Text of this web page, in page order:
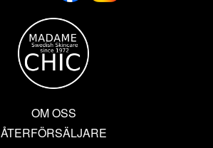
OM OSS
ÅTERFÖRSÄLJARE